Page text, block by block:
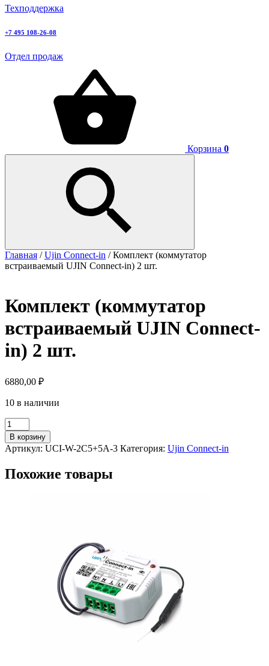
Техподдержка
+7 495 108-26-08
Отдел продаж
Корзина 0
Главная /Ujin Connect-in / Комплект (коммутатор
встраиваемый UJIN Connect-in) 2 шт.
Комплект (коммутатор
встраиваемый UJIN Connect-
in) 2 шт.
6880,00 ₽
10 в наличии
Количество
товара
Комплект
(коммутатор
UJIN
В корзину
Артикул: UCI-W-2С5+5A-3 Категория: Ujin Connect-in
Похожие товары